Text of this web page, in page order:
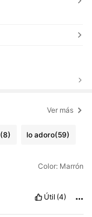
Ver más
(8) lo adoro(59)
Color: Marrón
Útil (4)